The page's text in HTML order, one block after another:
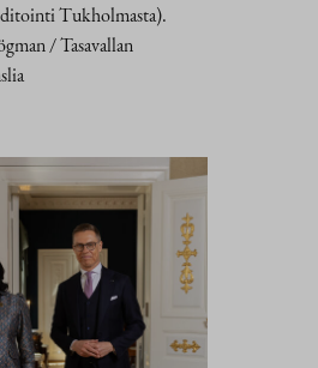
Tukholmasta).
/ Tasavallan